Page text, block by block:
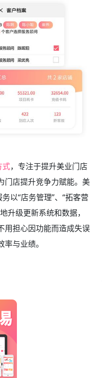
式，专注于提升美业门店
门店提升竞争力赋能。美
以“店务管理”、“拓客营
升级更新系统和数据，
用担心因功能而造成失误
与业绩。